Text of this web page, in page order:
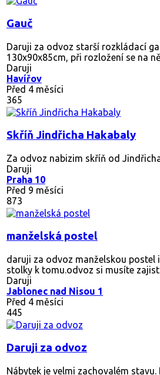
Gauč
Daruji za odvoz starší rozkládací
130x90x85cm, při rozložení se na
Daruji
Havířov
Před 4 měsíci
365
Skříň Jindřicha Hakabaly
Za odvoz nabizim skříň od
Daruji
Praha 10
Před 9 měsíci
873
manželská postel
daruji za odvoz manželskou postel
stolky k tomu.odvoz si musíte
Daruji
Jablonec nad Nisou 1
Před 4 měsíci
445
Daruji za odvoz
Nábytek je velmi zachovalém stavu.